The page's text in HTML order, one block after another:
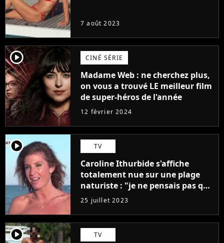
7 août 2023
player2 CINÉ SÉRIE
Madame Web : ne cherchez plus,
on vous a trouvé LE meilleur film
de super-héros de l'année
12 février 2024
player2 TV
Caroline Ithurbide s'affiche
totalement nue sur une plage
naturiste : "je ne pensais pas que
j'arriverais à le faire..."
25 juillet 2023
player2 TV